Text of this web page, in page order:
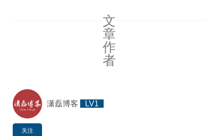
文
章
作
者
关注
潇磊博客 LV1